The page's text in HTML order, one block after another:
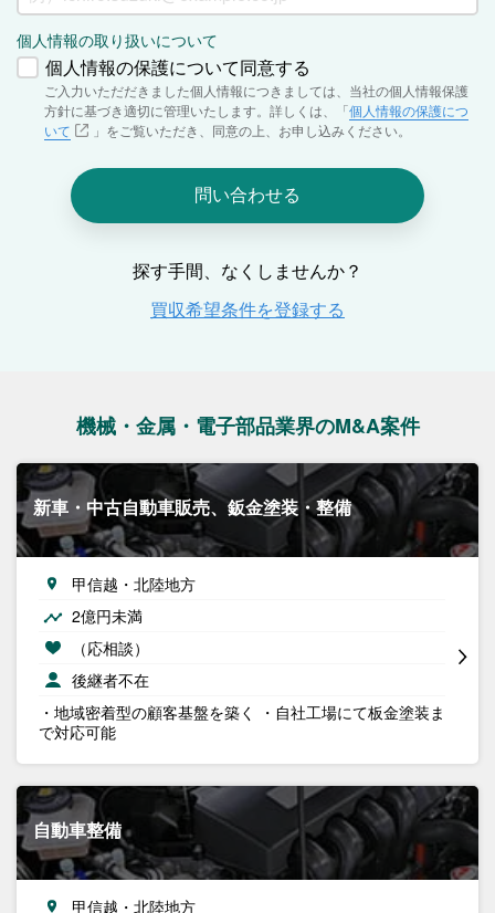
機械・金属・電子部品業界のM&A案件
新車・中古自動車販売、鈑金塗装・整備
甲信越・北陸地方
2億円未満
（応相談）
後継者不在
・地域密着型の顧客基盤を築く ・自社工場にて板金塗装ま
で対応可能
自動車整備
甲信越・北陸地方